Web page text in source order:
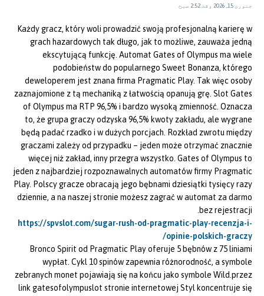
جنوری 15, 2026 وقت 2:52 صبح
Każdy gracz, który woli prowadzić swoją profesjonalną karierę w
grach hazardowych tak długo, jak to możliwe, zauważa jedną
ekscytującą funkcję. Automat Gates of Olympus ma wiele
podobieństw do popularnego Sweet Bonanza, którego
deweloperem jest znana firma Pragmatic Play. Tak więc osoby
zaznajomione z tą mechaniką z łatwością opanują grę. Slot Gates
of Olympus ma RTP 96,5% i bardzo wysoką zmienność. Oznacza
to, że grupa graczy odzyska 96,5% kwoty zakładu, ale wygrane
będą padać rzadko i w dużych porcjach. Rozkład zwrotu między
graczami zależy od przypadku – jeden może otrzymać znacznie
więcej niż zakład, inny przegra wszystko. Gates of Olympus to
jeden z najbardziej rozpoznawalnych automatów firmy Pragmatic
Play. Polscy gracze obracają jego bębnami dziesiątki tysięcy razy
dziennie, a na naszej stronie możesz zagrać w automat za darmo
bez rejestracji.
https://spvslot.com/sugar-rush-od-pragmatic-play-recenzja-i-
opinie-polskich-graczy/
Bronco Spirit od Pragmatic Play oferuje 5 bębnów z 75 liniami
wypłat. Cykl 10 spinów zapewnia różnorodność, a symbole
zebranych monet pojawiają się na końcu jako symbole Wild.przez
link gatesofolympuslot stronie internetowej Styl koncentruje się